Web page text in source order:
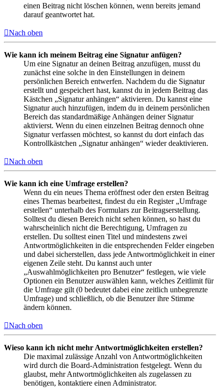
einen Beitrag nicht löschen können, wenn bereits jemand
darauf geantwortet hat.
Nach oben
Wie kann ich meinem Beitrag eine Signatur anfügen?
Um eine Signatur an deinen Beitrag anzufügen, musst du
zunächst eine solche in den Einstellungen in deinem
persönlichen Bereich entwerfen. Nachdem du die Signatur
erstellt und gespeichert hast, kannst du in jedem Beitrag das
Kästchen „Signatur anhängen“ aktivieren. Du kannst eine
Signatur auch hinzufügen, indem du in deinem persönlichen
Bereich das standardmäßige Anhängen deiner Signatur
aktivierst. Wenn du einen einzelnen Beitrag dennoch ohne
Signatur verfassen möchtest, so kannst du dort einfach das
Kontrollkästchen „Signatur anhängen“ wieder deaktivieren.
Nach oben
Wie kann ich eine Umfrage erstellen?
Wenn du ein neues Thema eröffnest oder den ersten Beitrag
eines Themas bearbeitest, findest du ein Register „Umfrage
erstellen“ unterhalb des Formulars zur Beitragserstellung.
Solltest du diesen Bereich nicht sehen können, so hast du
wahrscheinlich nicht die Berechtigung, Umfragen zu
erstellen. Du solltest einen Titel und mindestens zwei
Antwortmöglichkeiten in die entsprechenden Felder eingeben
und dabei sicherstellen, dass jede Antwortmöglichkeit in einer
eigenen Zeile steht. Du kannst auch unter
„Auswahlmöglichkeiten pro Benutzer“ festlegen, wie viele
Optionen ein Benutzer auswählen kann, welches Zeitlimit für
die Umfrage gilt (0 bedeutet dabei eine zeitlich unbegrenzte
Umfrage) und schließlich, ob die Benutzer ihre Stimme
ändern können.
Nach oben
Wieso kann ich nicht mehr Antwortmöglichkeiten erstellen?
Die maximal zulässige Anzahl von Antwortmöglichkeiten
wird durch die Board-Administration festgelegt. Wenn du
glaubst, mehr Antwortmöglichkeiten als zugelassen zu
benötigen, kontaktiere einen Administrator.